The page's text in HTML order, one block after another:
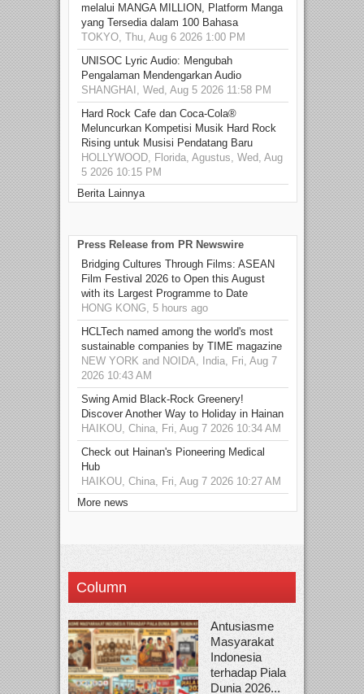
melalui MANGA MILLION, Platform Manga
yang Tersedia dalam 100 Bahasa
TOKYO, Thu, Aug 6 2026 1:00 PM
UNISOC Lyric Audio: Mengubah
Pengalaman Mendengarkan Audio
SHANGHAI, Wed, Aug 5 2026 11:58 PM
Hard Rock Cafe dan Coca-Cola®
Meluncurkan Kompetisi Musik Hard Rock
Rising untuk Musisi Pendatang Baru
HOLLYWOOD, Florida, Agustus, Wed, Aug
5 2026 10:15 PM
Berita Lainnya
Press Release from PR Newswire
Bridging Cultures Through Films: ASEAN
Film Festival 2026 to Open this August
with its Largest Programme to Date
HONG KONG, 5 hours ago
HCLTech named among the world's most
sustainable companies by TIME magazine
NEW YORK and NOIDA, India, Fri, Aug 7
2026 10:43 AM
Swing Amid Black‑Rock Greenery!
Discover Another Way to Holiday in Hainan
HAIKOU, China, Fri, Aug 7 2026 10:34 AM
Check out Hainan's Pioneering Medical
Hub
HAIKOU, China, Fri, Aug 7 2026 10:27 AM
More news
Column
Antusiasme
Masyarakat
Indonesia
terhadap Piala
Dunia 2026...